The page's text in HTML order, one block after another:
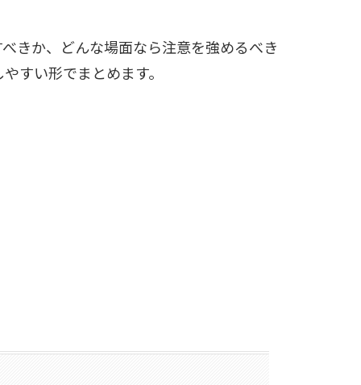
きか、どんな場面なら注意を強めるべき
すい形でまとめます。